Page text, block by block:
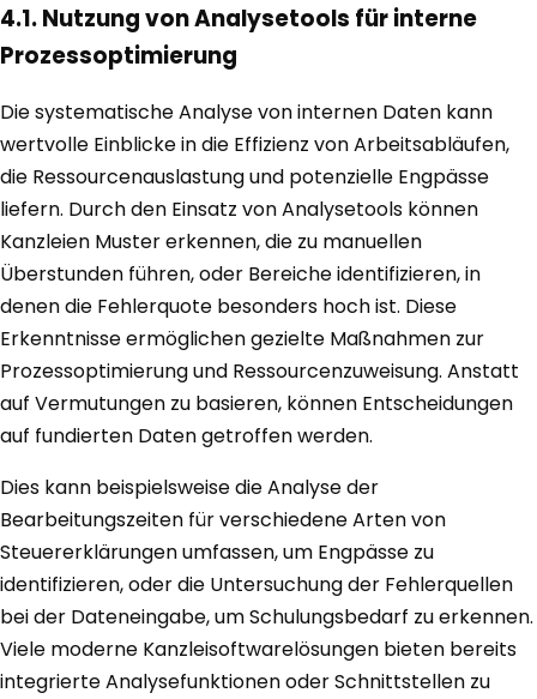
4.1. Nutzung von Analysetools für interne
Prozessoptimierung
Die systematische Analyse von internen Daten kann
wertvolle Einblicke in die Effizienz von Arbeitsabläufen,
die Ressourcenauslastung und potenzielle Engpässe
liefern. Durch den Einsatz von Analysetools können
Kanzleien Muster erkennen, die zu manuellen
Überstunden führen, oder Bereiche identifizieren, in
denen die Fehlerquote besonders hoch ist. Diese
Erkenntnisse ermöglichen gezielte Maßnahmen zur
Prozessoptimierung und Ressourcenzuweisung. Anstatt
auf Vermutungen zu basieren, können Entscheidungen
auf fundierten Daten getroffen werden.
Dies kann beispielsweise die Analyse der
Bearbeitungszeiten für verschiedene Arten von
Steuererklärungen umfassen, um Engpässe zu
identifizieren, oder die Untersuchung der Fehlerquellen
bei der Dateneingabe, um Schulungsbedarf zu erkennen.
Viele moderne Kanzleisoftwarelösungen bieten bereits
integrierte Analysefunktionen oder Schnittstellen zu